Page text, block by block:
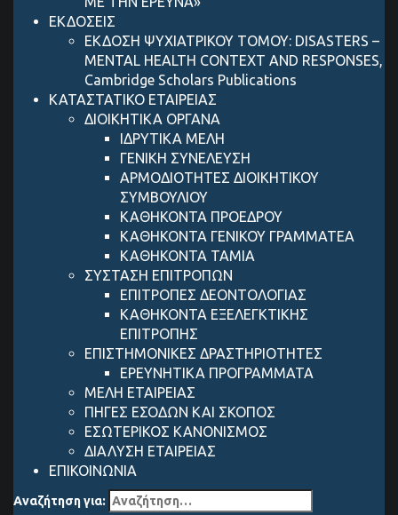
ΕΚΔΟΣΕΙΣ
ΕΚΔΟΣΗ ΨΥΧΙΑΤΡΙΚΟΥ ΤΟΜΟΥ: DISASTERS –
MENTAL HEALTH CONTEXT AND RESPONSES,
Cambridge Scholars Publications
ΚΑΤΑΣΤΑΤΙΚΟ ΕΤΑΙΡΕΙΑΣ
ΔΙΟΙΚΗΤΙΚΑ ΟΡΓΑΝΑ
ΙΔΡΥΤΙΚΑ ΜΕΛΗ
ΓΕΝΙΚΗ ΣΥΝΕΛΕΥΣΗ
ΑΡΜΟΔΙΟΤΗΤΕΣ ΔΙΟΙΚΗΤΙΚΟΥ
ΣΥΜΒΟΥΛΙΟΥ
ΚΑΘΗΚΟΝΤΑ ΠΡΟΕΔΡΟΥ
ΚΑΘΗΚΟΝΤΑ ΓΕΝΙΚΟΥ ΓΡΑΜΜΑΤΕΑ
ΚΑΘΗΚΟΝΤΑ ΤΑΜΙΑ
ΣΥΣΤΑΣΗ ΕΠΙΤΡΟΠΩΝ
ΕΠΙΤΡΟΠΕΣ ΔΕΟΝΤΟΛΟΓΙΑΣ
ΚΑΘΗΚΟΝΤΑ ΕΞΕΛΕΓΚΤΙΚΗΣ
ΕΠΙΤΡΟΠΗΣ
ΕΠΙΣΤΗΜΟΝΙΚΕΣ ΔΡΑΣΤΗΡΙΟΤΗΤΕΣ
ΕΡΕΥΝΗΤΙΚΑ ΠΡΟΓΡΑΜΜΑΤΑ
ΜΕΛΗ ΕΤΑΙΡΕΙΑΣ
ΠΗΓΕΣ ΕΣΟΔΩΝ ΚΑΙ ΣΚΟΠΟΣ
ΕΣΩΤΕΡΙΚΟΣ ΚΑΝΟΝΙΣΜΟΣ
ΔΙΑΛΥΣΗ ΕΤΑΙΡΕΙΑΣ
ΕΠΙΚΟΙΝΩΝΙΑ
Αναζήτηση για: